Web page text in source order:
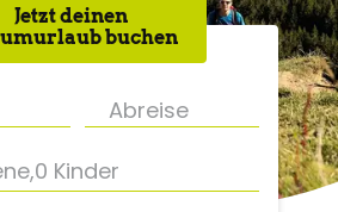
Jetzt deinen
buchen
,0 Kinder